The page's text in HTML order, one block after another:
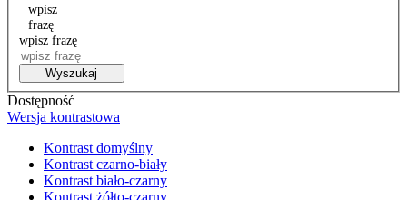
wpisz
frazę
wpisz frazę
Wyszukaj
Dostępność
Wersja kontrastowa
Kontrast domyślny
Kontrast czarno-biały
Kontrast biało-czarny
Kontrast żółto-czarny